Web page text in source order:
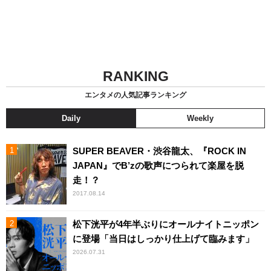
RANKING
エンタメの人気記事ランキング
Daily Weekly
SUPER BEAVER・渋谷龍太、『ROCK IN
JAPAN』でB’zの歌声につられて楽屋を脱
走！？
2017.08.14
松下洸平が4年半ぶりにオールナイトニッポン
に登場「当日はしっかり仕上げて臨みます」
2026.07.31